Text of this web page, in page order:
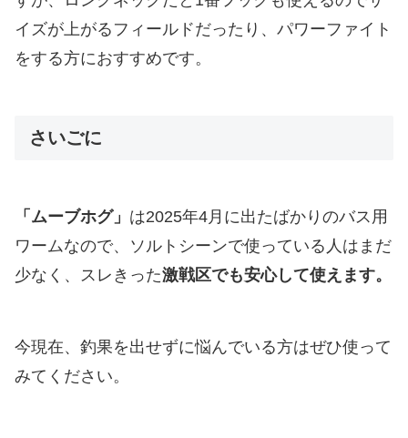
イズが上がるフィールドだったり、パワーファイト
をする方におすすめです。
さいごに
「ムーブホグ」 は2025年4月に出たばかりのバス用
ワームなので、ソルトシーンで使っている人はまだ
少なく、スレきった激戦区でも安心して使えます。
今現在、釣果を出せずに悩んでいる方はぜひ使って
みてください。